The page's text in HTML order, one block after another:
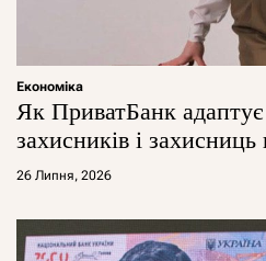
Економіка
Як ПриватБанк адаптує
захисників і
26 Липня, 2026